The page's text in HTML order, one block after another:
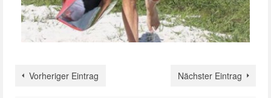
Vorheriger Eintrag Nächster Eintrag